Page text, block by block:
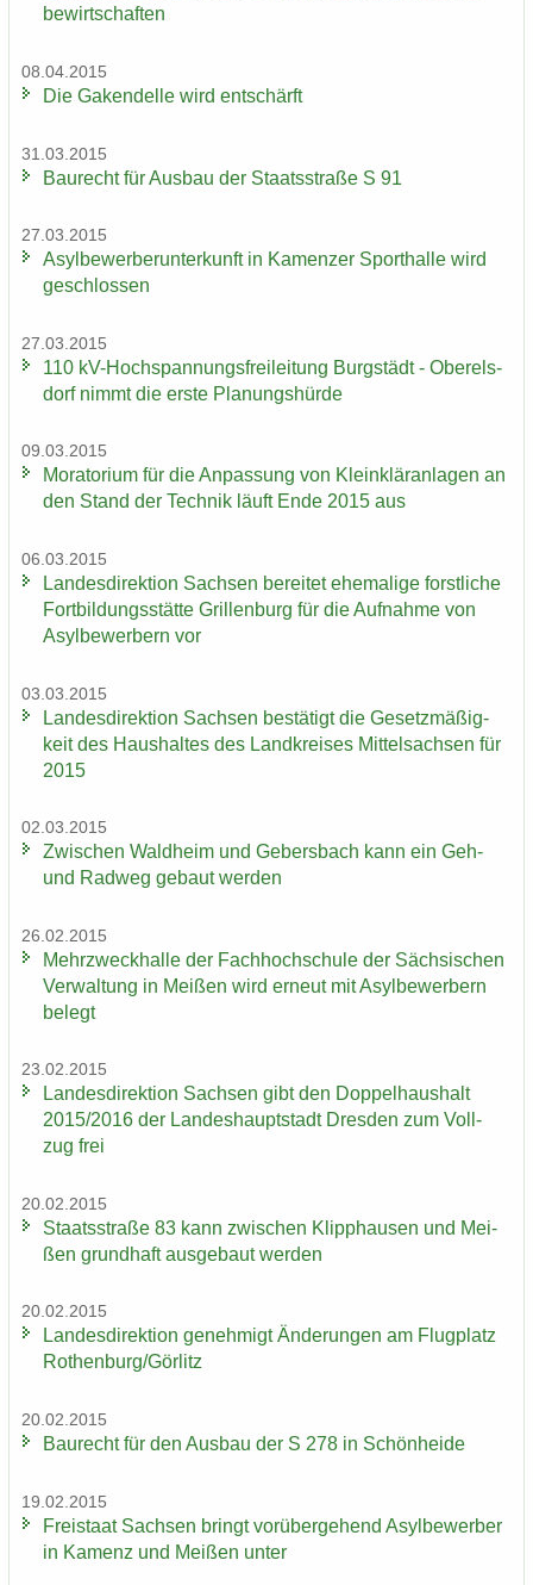
be­wirt­schaf­ten
08.04.2015
Die Ga­ken­del­le wird ent­schärft
31.03.2015
Bau­recht für Aus­bau der Staats­stra­ße S 91
27.03.2015
Asyl­be­wer­ber­un­ter­kunft in Ka­men­zer Sport­hal­le wird
ge­schlos­sen
27.03.2015
110 kV-​Hochspannungsfreileitung Burg­städt - Ober­els­
dorf nimmt die erste Pla­nungs­hür­de
09.03.2015
Mo­ra­to­ri­um für die An­pas­sung von Klein­klär­an­la­gen an
den Stand der Tech­nik läuft Ende 2015 aus
06.03.2015
Lan­des­di­rek­ti­on Sach­sen be­rei­tet ehe­ma­li­ge forst­li­che
Fort­bil­dungs­stät­te Gril­len­burg für die Auf­nah­me von
Asyl­be­wer­bern vor
03.03.2015
Lan­des­di­rek­ti­on Sach­sen be­stä­tigt die Ge­setz­mä­ßig­
keit des Haus­hal­tes des Land­krei­ses Mit­tel­sach­sen für
2015
02.03.2015
Zwi­schen Wald­heim und Ge­bers­bach kann ein Geh-
und Rad­weg ge­baut wer­den
26.02.2015
Mehr­zweck­hal­le der Fach­hoch­schu­le der Säch­si­schen
Ver­wal­tung in Mei­ßen wird er­neut mit Asyl­be­wer­bern
be­legt
23.02.2015
Lan­des­di­rek­ti­on Sach­sen gibt den Dop­pel­haus­halt
2015/2016 der Lan­des­haupt­stadt Dres­den zum Voll­
zug frei
20.02.2015
Staats­stra­ße 83 kann zwi­schen Klipp­hau­sen und Mei­
ßen grund­haft aus­ge­baut wer­den
20.02.2015
Lan­des­di­rek­ti­on ge­neh­migt Än­de­run­gen am Flug­platz
Ro­then­burg/Gör­litz
20.02.2015
Bau­recht für den Aus­bau der S 278 in Schön­hei­de
19.02.2015
Frei­staat Sach­sen bringt vor­über­ge­hend Asyl­be­wer­ber
in Ka­menz und Mei­ßen unter